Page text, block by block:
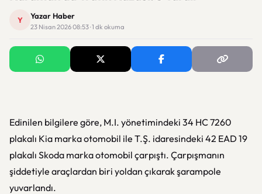
Y Yazar Haber
23 Nisan 2026 08:53 · 1 dk okuma
Edinilen bilgilere göre, M.I. yönetimindeki 34 HC 7260
plakalı Kia marka otomobil ile T.Ş. idaresindeki 42 EAD 19
plakalı Skoda marka otomobil çarpıştı. Çarpışmanın
şiddetiyle araçlardan biri yoldan çıkarak şarampole
yuvarlandı.